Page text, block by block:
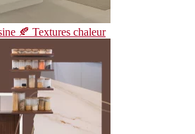
🍂 Textures chaleur